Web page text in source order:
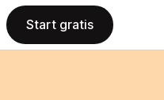
Start gratis